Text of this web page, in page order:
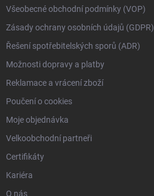
Všeobecné obchodní podmínky (VOP)
Zásady ochrany osobních údajů (GDPR)
Řešení spotřebitelských sporů (ADR)
Možnosti dopravy a platby
Reklamace a vrácení zboží
Poučení o cookies
Moje objednávka
Velkoobchodní partneři
Certifikáty
Kariéra
O nás